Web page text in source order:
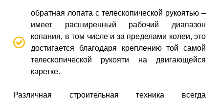
обратная лопата с телескопической рукоятью –
имеет расширенный рабочий диапазон
копания, в том числе и за пределами колеи, это
достигается благодаря креплению той самой
телескопической рукояти на двигающейся
каретке.
Различная строительная техника всегда